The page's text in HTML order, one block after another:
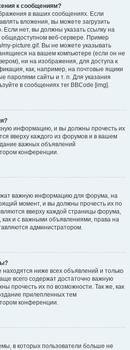
к сообщениям?
в ваших сообщениях. Если
вложения, вы можете загрузить
нет, вы должны указать ссылку на
веб-сервере. Пример
my-picture.gif. Вы не можете указывать
на вашем компьютере (если он не
ни на изображения, для доступа к
как, например, на почтовые ящики
паролями сайты и т. п. Для указания
в сообщениях тег BBCode [img].
информацию, и вы должны прочесть их
вверху каждого из форумов и в вашем
важных объявлений
конференции.
важную информацию для форума, на
момент, и вы должны прочесть их по
вверху каждой страницы форума,
как и с важными объявлениями, права на
администратором.
ниже всех объявлений и только
всего содержат достаточно важную
прочесть их по возможности. Так же, как
прилепленных тем
конференции.
в которых пользователи больше не